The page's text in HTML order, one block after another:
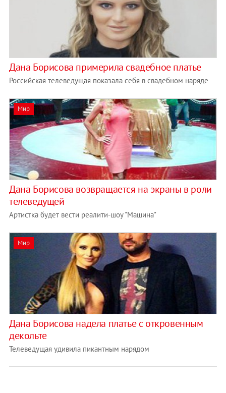
Дана Борисова примерила свадебное платье
Российская телеведущая показала себя в свадебном наряде
Мир
Дана Борисова возвращается на экраны в роли
телеведущей
Артистка будет вести реалити-шоу "Машина"
Мир
Дана Борисова надела платье с откровенным
декольте
Телеведущая удивила пикантным нарядом